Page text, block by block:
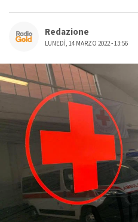
Redazione
LUNEDÌ, 14 MARZO 2022 - 13:56